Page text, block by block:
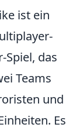
ist ein
Spiel, das
Teams
und
Es